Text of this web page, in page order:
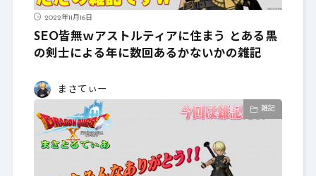
2022年11月16日
SEO皆無ｗアストルティアに住まう とある黒
の剣士による年に数回あるかないかの雑記
まさてぃー
雑記